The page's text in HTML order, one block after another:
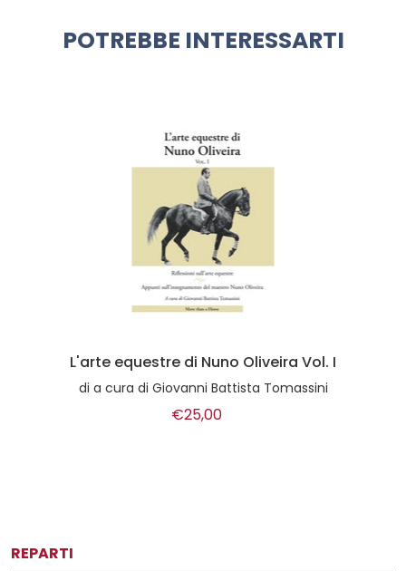
POTREBBE INTERESSARTI
L'arte equestre di Nuno Oliveira Vol. I
di a cura di Giovanni Battista Tomassini
€25,00
REPARTI